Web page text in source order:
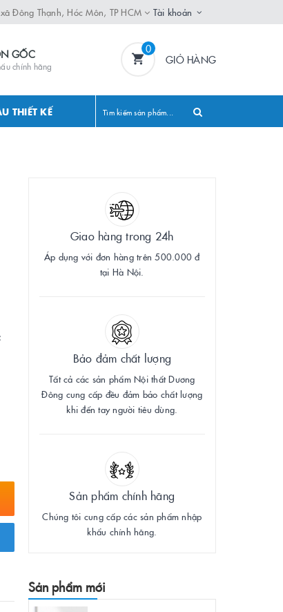
Đông Thạnh, Hóc Môn, TP HCM Tài khoản
GỐC
chính hãng
0
GIỎ HÀNG
THIẾT KẾ
Giao hàng trong 24h
Áp dụng với đơn hàng trên 500.000 đ
tại Hà Nội.
Bảo đảm chất lượng
Tất cả các sản phẩm Nội thất Dương
Đông cung cấp đều đảm bảo chất lượng
khi đến tay người tiêu dùng.
Sản phẩm chính hãng
Chúng tôi cung cấp các sản phẩm nhập
khẩu chính hãng.
Sản phẩm mới